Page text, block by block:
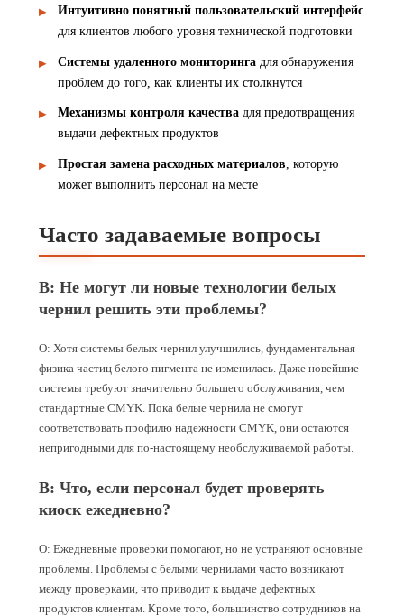
Интуитивно понятный пользовательский интерфейс
для клиентов любого уровня технической подготовки
Системы удаленного мониторинга для обнаружения
проблем до того, как клиенты их столкнутся
Механизмы контроля качества для предотвращения
выдачи дефектных продуктов
Простая замена расходных материалов , которую
может выполнить персонал на месте
Часто задаваемые вопросы
В: Не могут ли новые технологии белых
чернил решить эти проблемы?
О: Хотя системы белых чернил улучшились, фундаментальная
физика частиц белого пигмента не изменилась. Даже новейшие
системы требуют значительно большего обслуживания, чем
стандартные CMYK. Пока белые чернила не смогут
соответствовать профилю надежности CMYK, они остаются
непригодными для по-настоящему необслуживаемой работы.
В: Что, если персонал будет проверять
киоск ежедневно?
О: Ежедневные проверки помогают, но не устраняют основные
проблемы. Проблемы с белыми чернилами часто возникают
между проверками, что приводит к выдаче дефектных
продуктов клиентам. Кроме того, большинство сотрудников на